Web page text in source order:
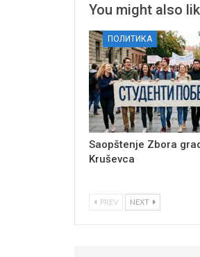
You might also
ПОЛИТИКА
Saopštenje Zbora
Kruševca
PREV NEXT